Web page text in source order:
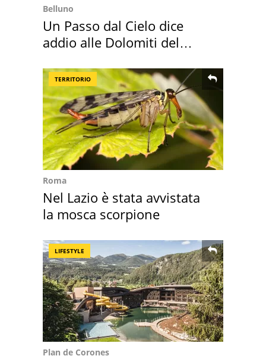
Belluno
Un Passo dal Cielo dice
addio alle Dolomiti del
TERRITORIO
Roma
Nel Lazio è stata avvistata
la mosca scorpione
LIFESTYLE
Plan de Corones